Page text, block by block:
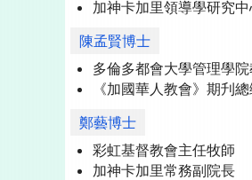
加神卡加里領導學研究
陳孟賢博士
多倫多都會大學管理學院
《加國華人教會》期刋
鄭藝博士
彩虹基督教會主任牧師
加神卡加里常務副院長